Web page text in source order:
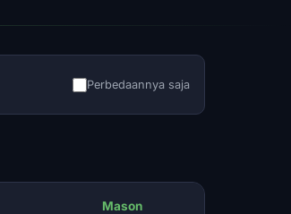
Perbedaannya saja
Mason